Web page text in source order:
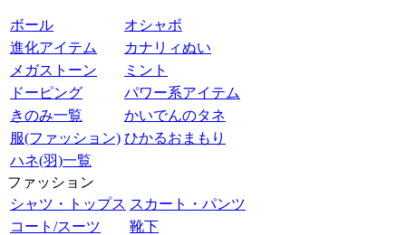
ボール
オシャボ
進化アイテム
カナリィぬい
メガストーン
ミント
ドーピング
パワー系アイテム
きのみ一覧
かいでんのタネ
服(ファッション) ひかるおまもり
ハネ(羽)一覧
ファッション
シャツ・トップス スカート・パンツ
コート/スーツ
靴下